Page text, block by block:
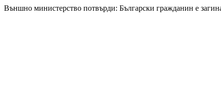
Външно министерство потвърди: Български гражданин е